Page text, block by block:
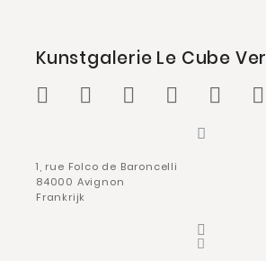
Kunstgalerie Le Cube
1, rue Folco de Baroncelli
84000 Avignon
Frankrijk